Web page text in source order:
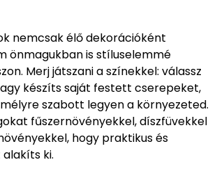
nemcsak élő dekorációként
önmagukban is stíluselemmé
Merj játszani a színekkel: válassz
készíts saját festett cserepeket,
szabott legyen a környezeted.
fűszernövényekkel, díszfüvekkel
hogy praktikus és
ki.